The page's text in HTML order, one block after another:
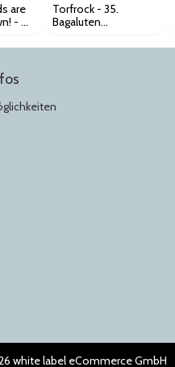
are
- A
Torfrock - 35.
Bagaluten
white label eCommerce GmbH